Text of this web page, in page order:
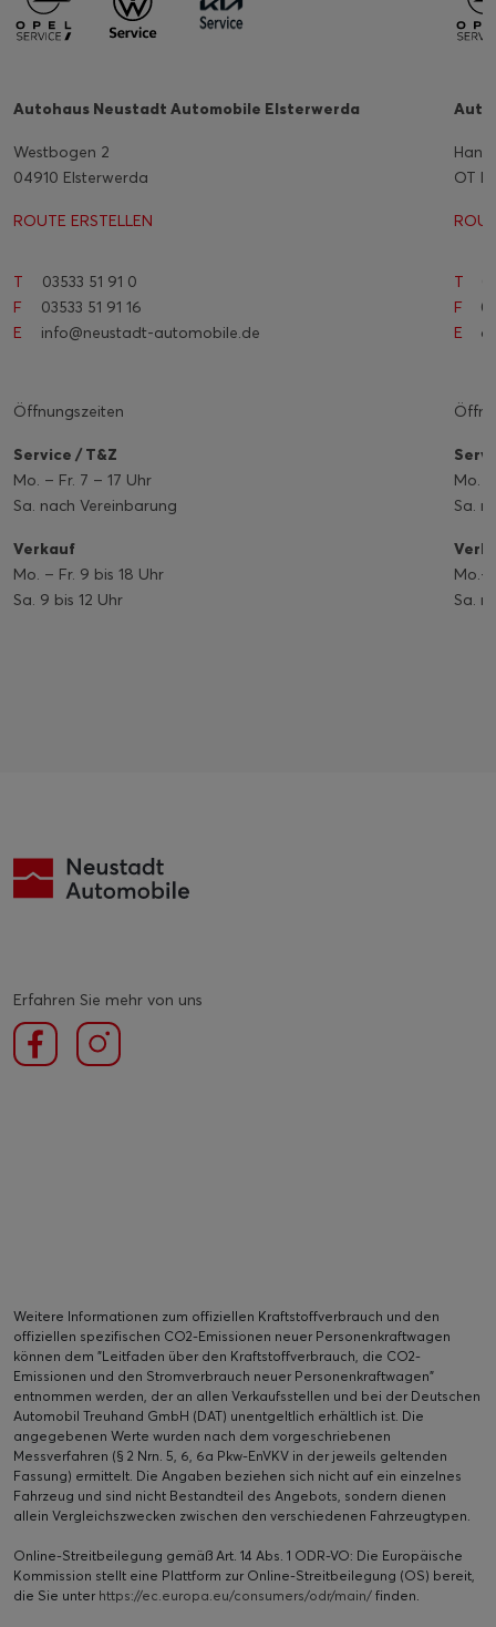
Autohaus Neustadt Automobile Elsterwerda
Westbogen 2
04910 Elsterwerda
ROUTE ERSTELLEN
T
03533 51 91 0
F
03533 51 91 16
E
info@neustadt-automobile.de
Öffnungszeiten
Service / T&Z
Mo. – Fr. 7 – 17 Uhr
Sa. nach Vereinbarung
Verkauf
Mo. – Fr. 9 bis 18 Uhr
Sa. 9 bis 12 Uhr
OT
T
F
E
Mo.
Sa.
Mo.-
Sa.
Erfahren Sie mehr von uns
Weitere Informationen zum offiziellen Kraftstoffverbrauch und den
offiziellen spezifischen CO2-Emissionen neuer Personenkraftwagen
können dem "Leitfaden über den Kraftstoffverbrauch, die CO2-
Emissionen und den Stromverbrauch neuer Personenkraftwagen"
entnommen werden, der an allen Verkaufsstellen und bei der Deutschen
Automobil Treuhand GmbH (DAT) unentgeltlich erhältlich ist. Die
angegebenen Werte wurden nach dem vorgeschriebenen
Messverfahren (§ 2 Nrn. 5, 6, 6a Pkw-EnVKV in der jeweils geltenden
Fassung) ermittelt. Die Angaben beziehen sich nicht auf ein einzelnes
Fahrzeug und sind nicht Bestandteil des Angebots, sondern dienen
allein Vergleichszwecken zwischen den verschiedenen Fahrzeugtypen.
Online-Streitbeilegung gemäß Art. 14 Abs. 1 ODR-VO: Die Europäische
Kommission stellt eine Plattform zur Online-Streitbeilegung (OS) bereit,
die Sie unter https://ec.europa.eu/consumers/odr/main/ finden.